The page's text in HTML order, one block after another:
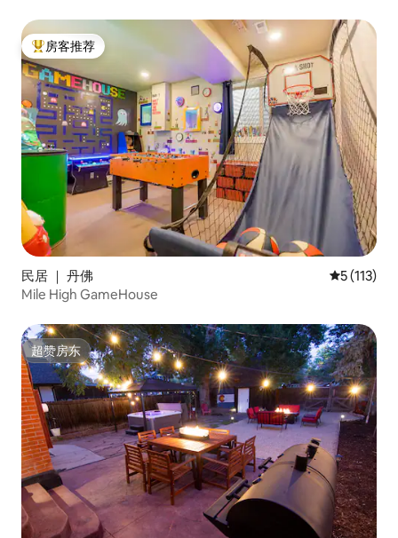
热门「房客推荐」
房客推荐
民居 ｜ 丹佛 平均评分 5
5 (113)
Mile High GameHouse
超赞房东
超赞房东